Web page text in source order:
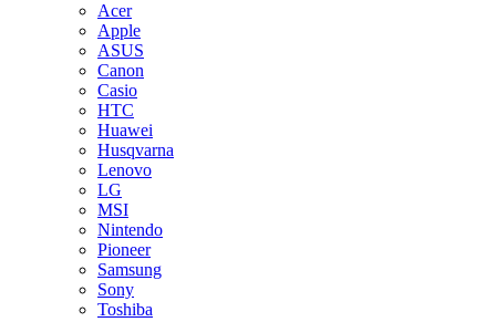
Acer
Apple
ASUS
Canon
Casio
HTC
Huawei
Husqvarna
Lenovo
LG
MSI
Nintendo
Pioneer
Samsung
Sony
Toshiba